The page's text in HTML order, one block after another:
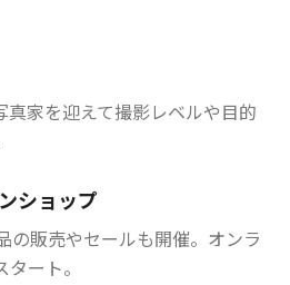
真家を迎えて撮影レベルや目的
ショップ
の販売やセールも開催。オンラ
ート。